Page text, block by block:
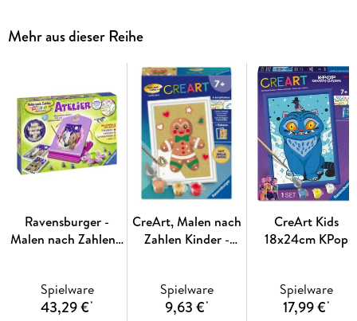
-
Mehr aus dieser Reihe
Ravensburger -
Malen nach Zahlen -
Spielware
43,29 €*
CreArt, Malen nach
Zahlen Kinder -
Spielware
9,63 €*
CreArt Kids
18x24cm KPop
Bird
Spielware
17,99 €*